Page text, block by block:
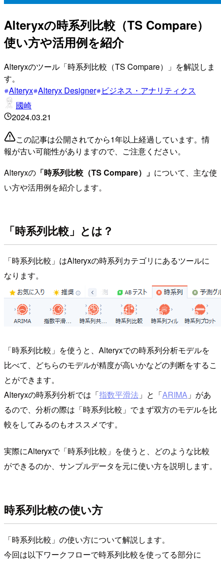
Alteryxの時系列比較（TS Compare）
使い方や活用例を紹介
Alteryxのツール「時系列比較（TS Compare）」を解説しま
す。
Alteryx Alteryx Designer ビジネス・アナリティクス
國崎
2024.03.21
この記事は公開されてから1年以上経過しています。情
報が古い可能性がありますので、ご注意ください。
Alteryxの 「時系列比較（TS Compare）」 について、主な使
い方や活用例を紹介します。
「時系列比較」とは？
「時系列比較」はAlteryxの時系列カテゴリにあるツールに
なります。
「時系列比較」を使うと、Alteryxでの時系列分析モデルを
比べて、どちらのモデルが精度が高いかなどの判断をするこ
とができます。
Alteryxの時系列分析では「指数平滑法 」と「ARIMA 」があ
るので、分析の際は「時系列比較」でまず双方のモデルを比
較をしてみるのもオススメです。
実際にAlteryxで「時系列比較」を使うと、どのような比較
ができるのか、サンプルデータを元に使い方を説明します。
時系列比較の使い方
「時系列比較」の使い方について解説します。
今回は以下ワークフローで時系列比較を使ってる部分に